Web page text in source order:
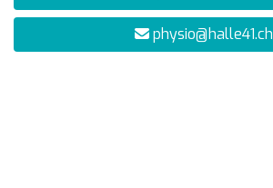
physio@halle41.ch